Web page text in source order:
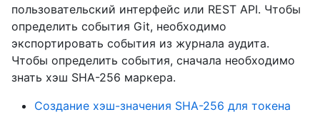
пользовательский интерфейс или REST API. Чтобы
определить события Git, необходимо
экспортировать события из журнала аудита.
Чтобы определить события, сначала необходимо
знать хэш SHA-256 маркера.
Создание хэш-значения SHA-256 для токена